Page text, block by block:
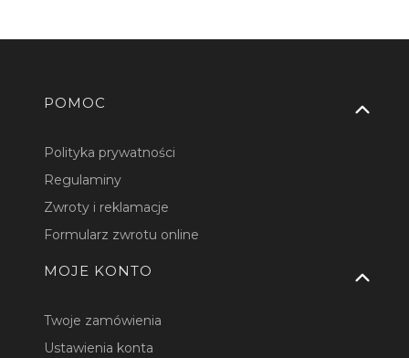
Linki w stopce
POMOC
Polityka prywatności
Regulaminy
Zwroty i reklamacje
Formularz zwrotu online
MOJE KONTO
Twoje zamówienia
Ustawienia konta